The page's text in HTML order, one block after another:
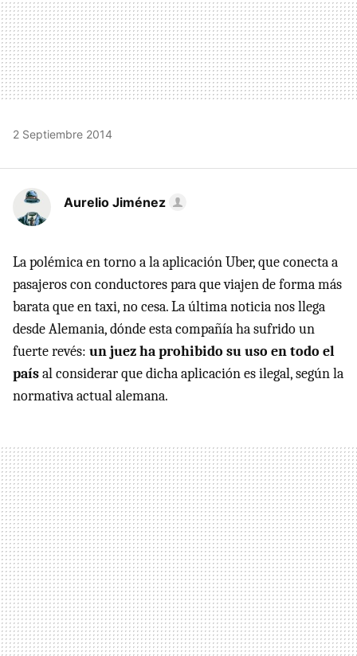
2 Septiembre 2014
Aurelio Jiménez
La polémica en torno a la aplicación Uber, que conecta a
pasajeros con conductores para que viajen de forma más
barata que en taxi, no cesa. La última noticia nos llega
desde Alemania, dónde esta compañía ha sufrido un
fuerte revés: un juez ha prohibido su uso en todo el
paísal considerar que dicha aplicación es ilegal, según la
normativa actual alemana.